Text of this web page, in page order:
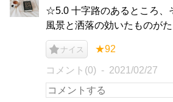
☆5.0 十字路のあるところ、
風景と洒落の効いたものがた
ナイス ★92
コメント(0) 2021/02/27